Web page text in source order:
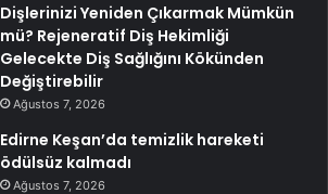
Dişlerinizi Yeniden Çıkarmak Mümkün
mü? Rejeneratif Diş Hekimliği
Gelecekte Diş Sağlığını Kökünden
Değiştirebilir
Ağustos 7, 2026
Edirne Keşan’da temizlik hareketi
ödülsüz kalmadı
Ağustos 7, 2026